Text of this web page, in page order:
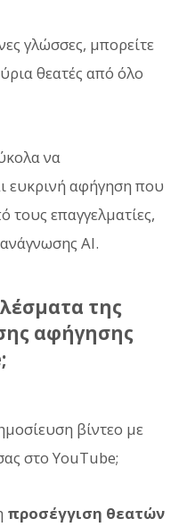
γλώσσες, μπορείτε
θεατές από όλο
να
ευκρινή αφήγηση που
τους επαγγελματίες,
AI.
της
αφήγησης
βίντεο με
στο YouTube;
προσέγγιση θεατών